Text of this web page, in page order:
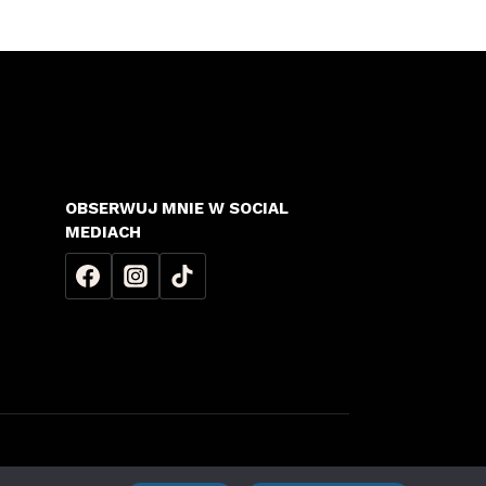
OBSERWUJ MNIE W SOCIAL
MEDIACH